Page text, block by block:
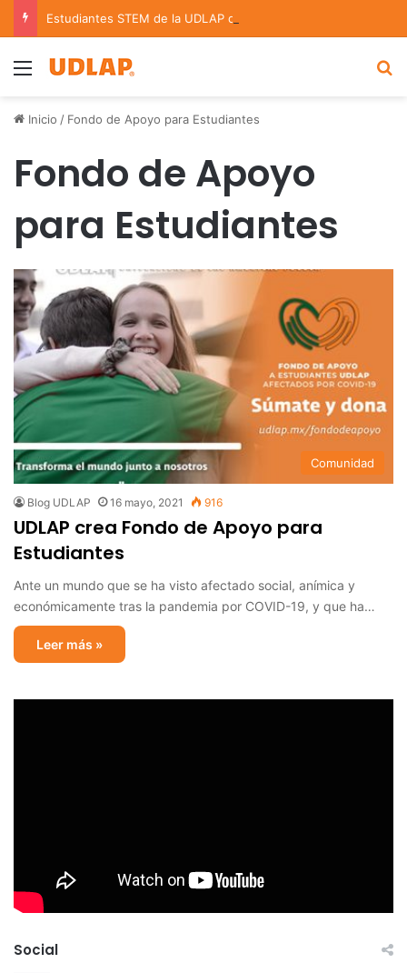
Menu
Inicio / Fondo de Apoyo para Estudiantes
Fondo de Apoyo
para Estudiantes
Comunidad
Blog UDLAP 16 mayo, 2021 916
UDLAP crea Fondo de Apoyo para
Estudiantes
Ante un mundo que se ha visto afectado social, anímica y
económicamente tras la pandemia por COVID-19, y que ha…
Leer más »
Social